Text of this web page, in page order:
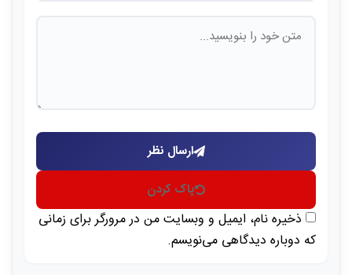
ارسال نظر
پاک کردن
ذخیره نام، ایمیل و وبسایت من در مرورگر برای زمانی
که دوباره دیدگاهی می‌نویسم.